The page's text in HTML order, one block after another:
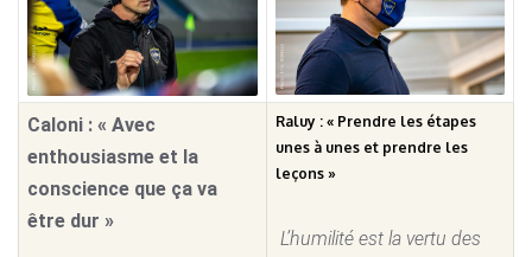
Caloni : « Avec
enthousiasme et la
conscience que ça va
être dur »
Raluy : « Prendre les étapes
unes à unes et prendre les
leçons »
L’humilité est la vertu des